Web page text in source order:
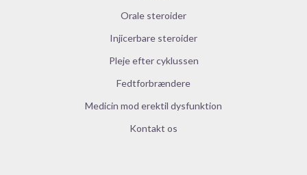
Orale steroider
Injicerbare steroider
Pleje efter cyklussen
Fedtforbrændere
Medicin mod erektil dysfunktion
Kontakt os